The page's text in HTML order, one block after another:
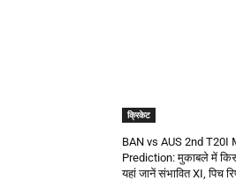
क्रिकेट
BAN vs AUS 2nd T20I
Prediction: मुकाबले में
यहां जानें संभावित XI, पिच